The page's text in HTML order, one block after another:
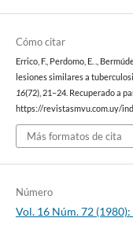
Cómo citar
Errico, F., Perdomo, E. .,
lesiones similares a
16(72), 21–24. Recuperado a
https://revistasmvu.com.uy/
Más formatos de cita
Número
Vol. 16 Núm. 72